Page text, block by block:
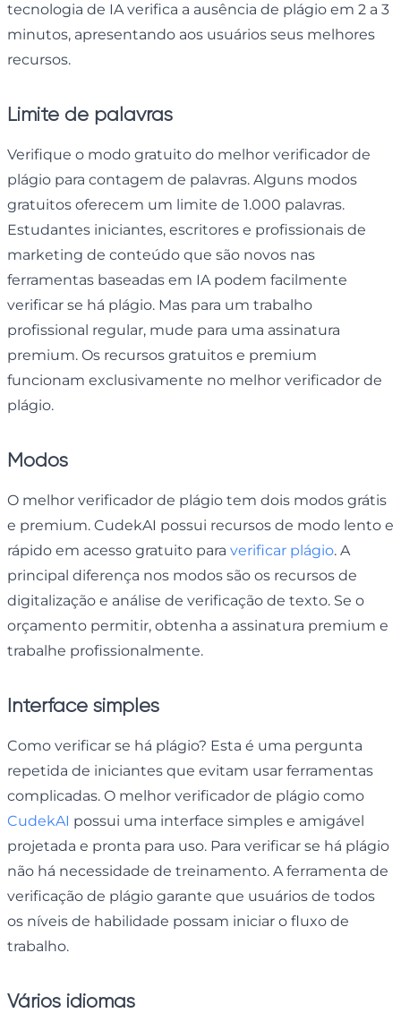
tecnologia de IA verifica a ausência de plágio em 2 a 3
minutos, apresentando aos usuários seus melhores
recursos.
Limite de palavras
Verifique o modo gratuito do melhor verificador de
plágio para contagem de palavras. Alguns modos
gratuitos oferecem um limite de 1.000 palavras.
Estudantes iniciantes, escritores e profissionais de
marketing de conteúdo que são novos nas
ferramentas baseadas em IA podem facilmente
verificar se há plágio. Mas para um trabalho
profissional regular, mude para uma assinatura
premium. Os recursos gratuitos e premium
funcionam exclusivamente no melhor verificador de
plágio.
Modos
O melhor verificador de plágio tem dois modos grátis
e premium. CudekAI possui recursos de modo lento e
rápido em acesso gratuito para verificar plágio. A
principal diferença nos modos são os recursos de
digitalização e análise de verificação de texto. Se o
orçamento permitir, obtenha a assinatura premium e
trabalhe profissionalmente.
Interface simples
Como verificar se há plágio? Esta é uma pergunta
repetida de iniciantes que evitam usar ferramentas
complicadas. O melhor verificador de plágio como
CudekAI possui uma interface simples e amigável
projetada e pronta para uso. Para verificar se há plágio
não há necessidade de treinamento. A ferramenta de
verificação de plágio garante que usuários de todos
os níveis de habilidade possam iniciar o fluxo de
trabalho.
Vários idiomas